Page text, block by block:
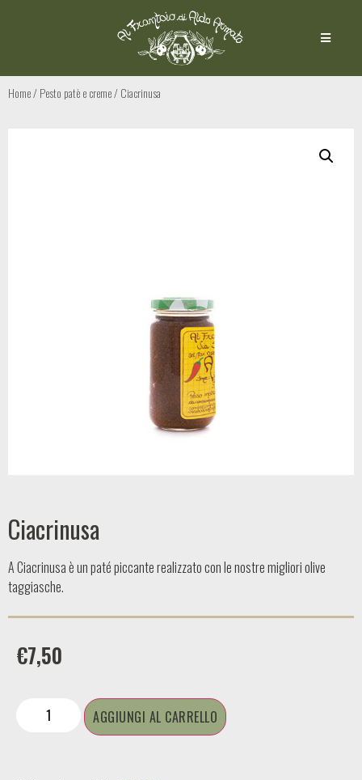
Home/Pesto patè e creme/ Ciacrinusa
Ciacrinusa
A Ciacrinusa è un paté piccante realizzato con le nostre migliori olive
taggiasche.
€7,50
AGGIUNGI AL CARRELLO